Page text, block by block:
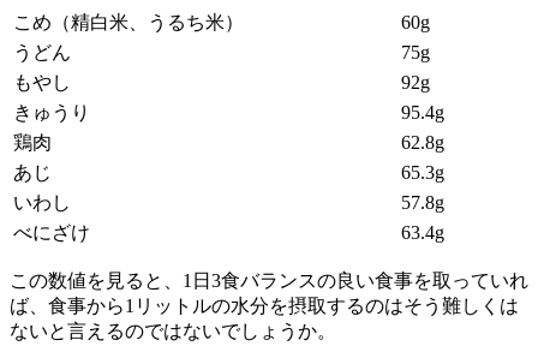
こめ（精白米、うるち米）
60g
うどん
75g
もやし
92g
きゅうり
95.4g
鶏肉
62.8g
あじ
65.3g
いわし
57.8g
べにざけ
63.4g
この数値を見ると、1日3食バランスの良い食事を取っていれ
ば、食事から1リットルの水分を摂取するのはそう難しくは
ないと言えるのではないでしょうか。